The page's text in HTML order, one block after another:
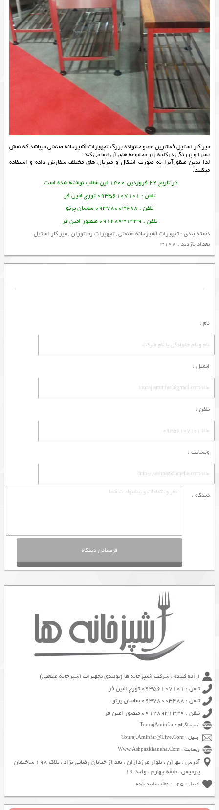
میز کار استیل فعالترین عضو خانواده بزرگ تجهیزات آشپزخانه صنعتی میباشد که نقش
بسزا و پررنگی درکلیه زیر مجموعه های آن ایفا می کند.
لذا بدین منظورآنرا به صورت اشکال و متریال های مختلف سفارش داده و استفاده
میکنند.
در تاریخ 22 فروردین 1400 این مطلب نوشته شده است.
تلفن : 09356107101 تورج امین فر
تلفن : 09378003488 ساسان پرتو
تلفن : 09128931339 منصور امین فر
دسته بندی :تجهیزات آشپزخانه صنعتی,تجهیزات رستوران,میز کار استیل
تعداد بازدید : 3198
نام :
ایمیل :
تلفن :
وبسایت :
دیدگاه :
ارائه کننده : شرکت آشپزخانه ها (تولیدی تجهیزات آشپزخانه صنعتی)
تلفن : 09356107101 تورج امین فر
تلفن : 09378003488 ساسان پرتو
تلفن : 09128931339 منصور امین فر
اینستاگرام : TourajAminfar
ایمیل : Touraj.Aminfar@Live.Com
وبسایت : Www.Ashpazkhaneha.Com
آدرس : تهران ، بلوار مرزداران ، بعد از خیابان رضایی نژاد ، پلاک 198 ساختمان
پارمیس ، طبقه چهارم ، واحد 16
اعتبار : 1145 مطلب تایید شده